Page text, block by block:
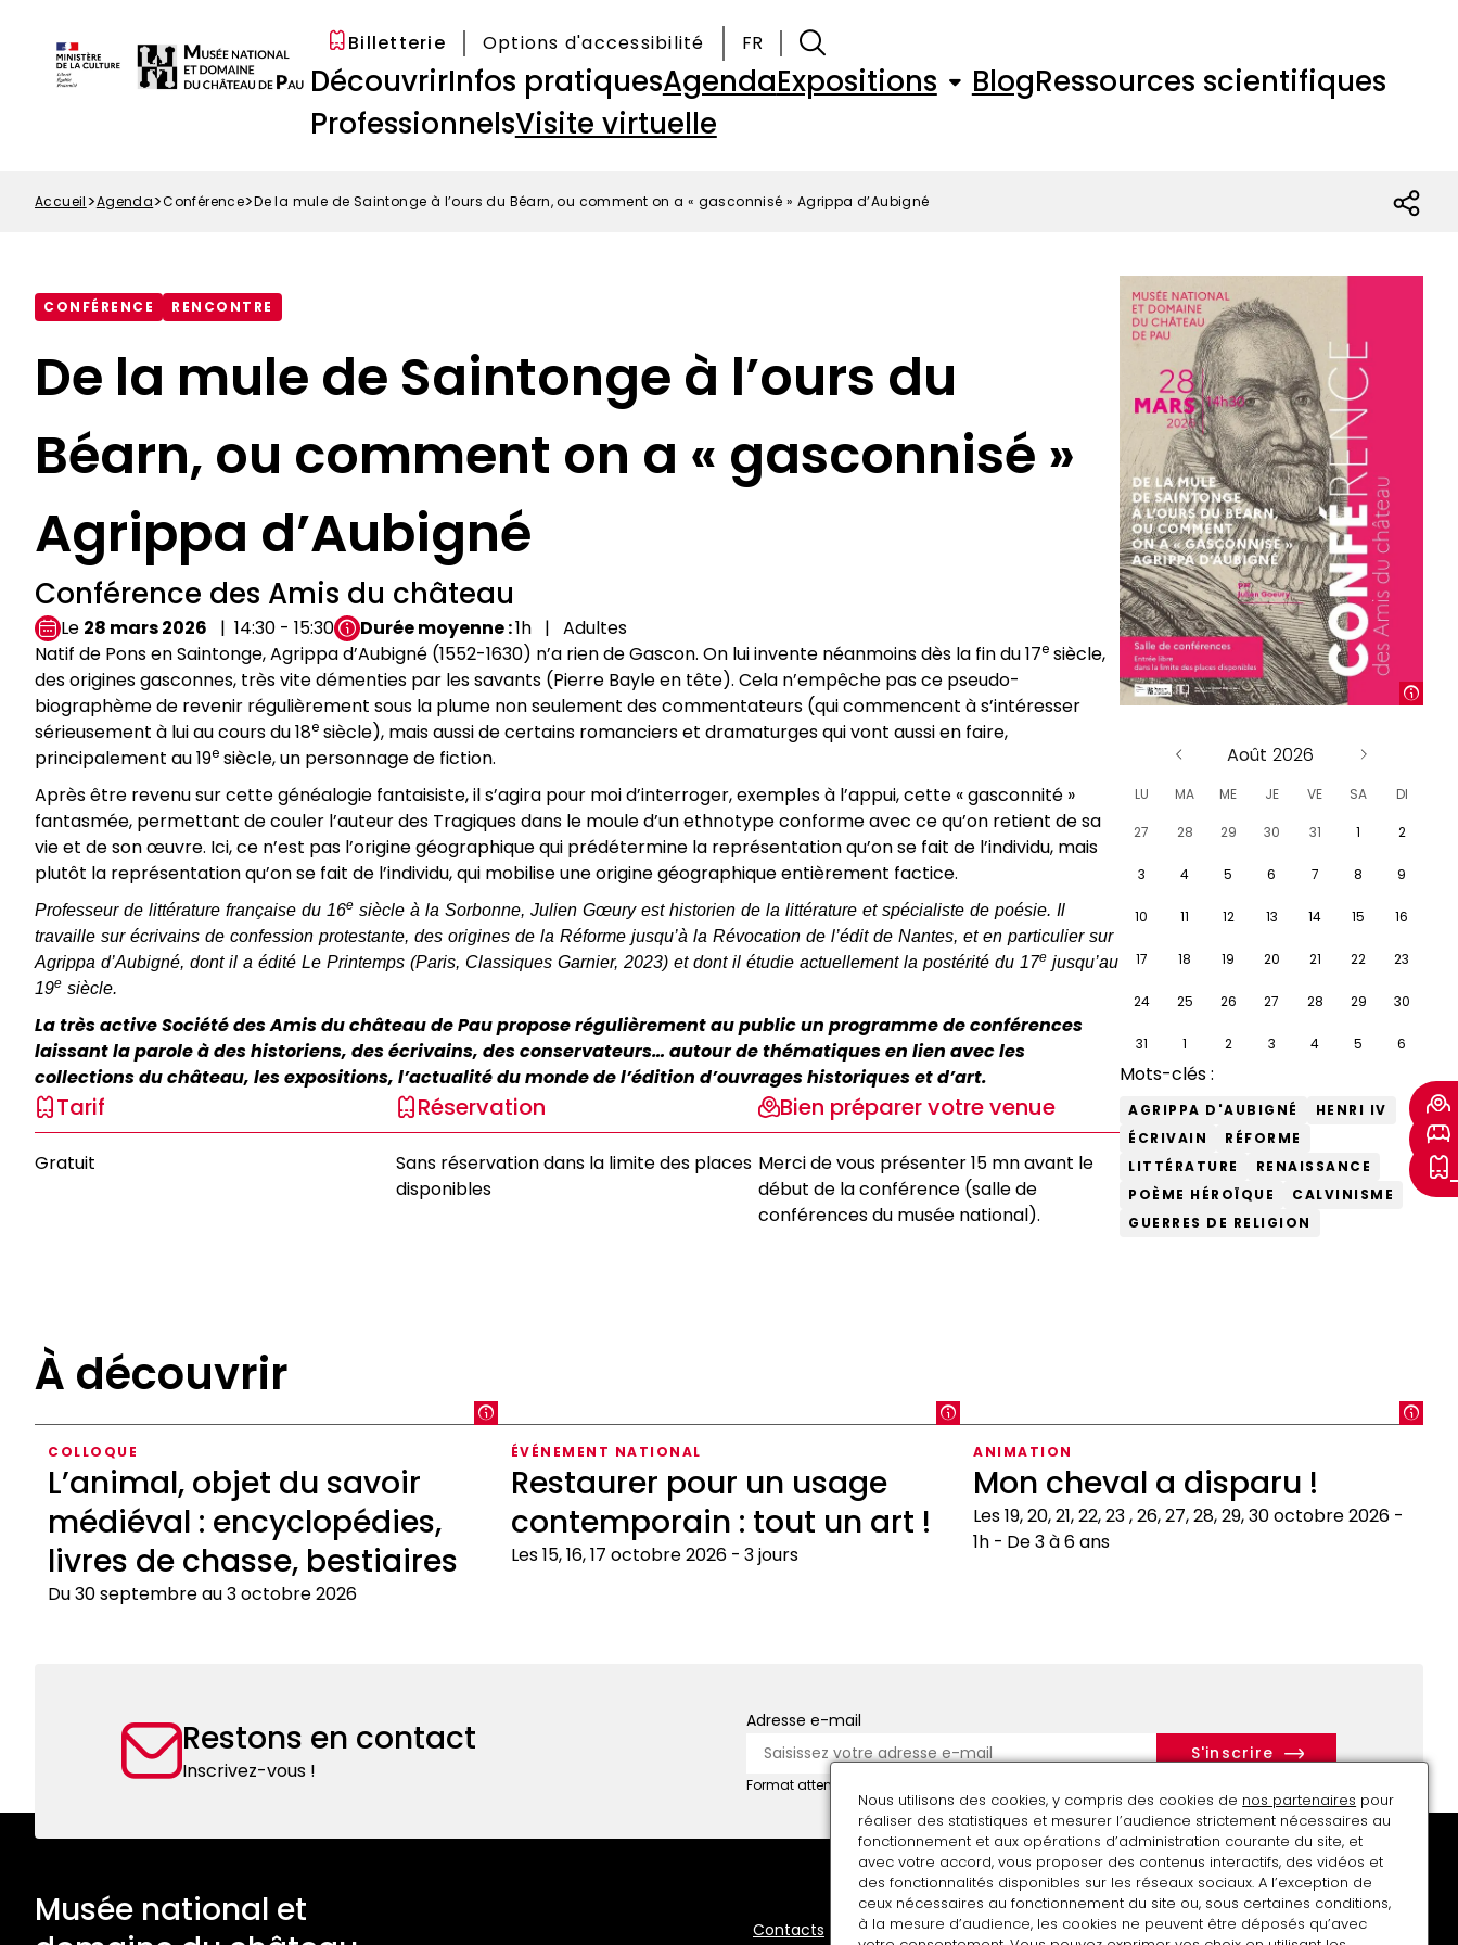
d'accessibilité
contenu
principal
Menu
Top
Billetterie Options d'accessibilité
FR
Navigation
principale
DécouvrirInfos pratiquesAgendaExpositions BlogRessources scientifiques
ProfessionnelsVisite virtuelle
Accueil Agenda Conférence De la mule de Saintonge à l’ours du Béarn, ou comment on a « gasconnisé » Agrippa d’Aubigné
CONFÉRENCE RENCONTRE
De la mule de Saintonge à l’ours du
Béarn, ou comment on a « gasconnisé »
Agrippa d’Aubigné
Conférence des Amis du château
Le 28 mars 2026 14:30 - 15:30 Durée moyenne 1h
Adultes
Natif de Pons en Saintonge, Agrippa d’Aubigné (1552-1630) n’a rien de Gascon. On lui invente néanmoins dès la fin du 17e siècle,
des origines gasconnes, très vite démenties par les savants (Pierre Bayle en tête). Cela n’empêche pas ce pseudo-
biographème de revenir régulièrement sous la plume non seulement des commentateurs (qui commencent à s’intéresser
sérieusement à lui au cours du 18e siècle), mais aussi de certains romanciers et dramaturges qui vont aussi en faire,
principalement au 19e siècle, un personnage de fiction.
Après être revenu sur cette généalogie fantaisiste, il s’agira pour moi d’interroger, exemples à l’appui, cette « gasconnité »
fantasmée, permettant de couler l’auteur des Tragiques dans le moule d’un ethnotype conforme avec ce qu’on retient de sa
vie et de son œuvre. Ici, ce n’est pas l’origine géographique qui prédétermine la représentation qu’on se fait de l’individu, mais
plutôt la représentation qu’on se fait de l’individu, qui mobilise une origine géographique entièrement factice.
Professeur de littérature française du 16e siècle à la Sorbonne, Julien Gœury est historien de la littérature et spécialiste de poésie. Il
travaille sur écrivains de confession protestante, des origines de la Réforme jusqu’à la Révocation de l’édit de Nantes, et en particulier sur
Agrippa d’Aubigné, dont il a édité Le Printemps (Paris, Classiques Garnier, 2023) et dont il étudie actuellement la postérité du 17e jusqu’au
19e siècle.
La très active Société des Amis du château de Pau propose régulièrement au public un programme de conférences
laissant la parole à des historiens, des écrivains, des conservateurs… autour de thématiques en lien avec les
collections du château, les expositions, l’actualité du monde de l’édition d’ouvrages historiques et d’art.
Tarif
Gratuit
Réservation
Sans réservation dans la limite des places
disponibles
Bien préparer votre venue
Merci de vous présenter 15 mn avant le
début de la conférence (salle de
conférences du musée national).
Août
LU MA ME JE VE SA DI
27 28 29 30 31 1 2
3 4 5 6 7 8 9
10 11 12 13 14 15 16
17 18 19 20 21 22 23
24 25 26 27 28 29 30
31 1 2 3 4 5 6
Mots-clés :
AGRIPPA D'AUBIGNÉ
HENRI IV
ÉCRIVAIN
RÉFORME
LITTÉRATURE
RENAISSANCE
POÈME HÉROÏQUE
CALVINISME
GUERRES DE RELIGION
À découvrir
L’animal, objet du savoir
médiéval : encyclopédies,
livres de chasse, bestiaires
Du 30 septembre au 3 octobre 2026
COLLOQUE
livres
de
bestiaires
Restaurer pour un usage
contemporain : tout un art !
Les 15, 16, 17 octobre 2026 3 jours
ÉVÉNEMENT NATIONAL
art
Mon cheval a disparu !
Les 19, 20, 21, 22, 23 , 26, 27, 28, 29, 30 octobre 2026
1h
De 3 à 6 ans
ANIMATION
Restons en contact
Inscrivez-vous !
Adresse e-mail
Format attendu : nom@domaine.fr
Musée national et
Pied
Contacts Soutenir le musée Charte Tous photographes
Nous utilisons des cookies, y compris des cookies de nos partenaires pour
réaliser des statistiques et mesurer l’audience strictement nécessaires au
fonctionnement et aux opérations d’administration courante du site, et
avec votre accord, vous proposer des contenus interactifs, des vidéos et
des fonctionnalités disponibles sur les réseaux sociaux. A l’exception de
ceux nécessaires au fonctionnement du site ou, sous certaines conditions,
à la mesure d’audience, les cookies ne peuvent être déposés qu’avec